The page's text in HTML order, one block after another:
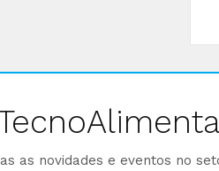
as novidades e eventos no